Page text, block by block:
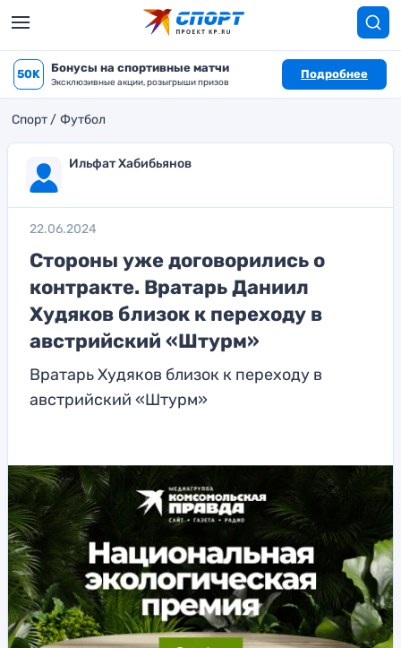
50K Бонусы на спортивные матчи
Эксклюзивные акции, розыгрыши призов
Подробнее
Спорт Футбол
Ильфат Хабибьянов
22.06.2024
Стороны уже договорились о
контракте. Вратарь Даниил
Худяков близок к переходу в
австрийский «Штурм»
Вратарь Худяков близок к переходу в
австрийский «Штурм»